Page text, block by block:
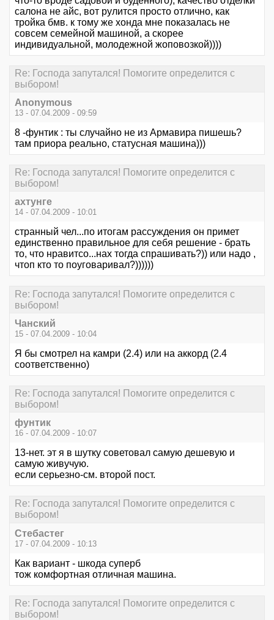
салона не айс, вот рулится просто отлично, как
тройка бмв. к тому же хонда мне показалась не
совсем семейной машиной, а скорее
индивидуальной, молодежной жоповозкой))))
Re: Господа запутался! Помогите определится с
выбором!
Anonymous
13 - 07.04.2009 - 09:59
8 -фунтик : ты случайно не из Армавира пишешь?
там приора реально, статусная машина)))
Re: Господа запутался! Помогите определится с
выбором!
ахтунге
14 - 07.04.2009 - 10:01
странный чел...по итогам рассуждения он примет
единственно правильное для себя решение - брать
то, что нравитсо...нах тогда спрашивать?)) или надо ,
чтоп кто то поуговаривал?))))))
Re: Господа запутался! Помогите определится с
выбором!
Чанский
15 - 07.04.2009 - 10:04
Я бы смотрел на камри (2.4) или на аккорд (2.4
соответственно)
Re: Господа запутался! Помогите определится с
выбором!
фунтик
16 - 07.04.2009 - 10:07
13-нет. эт я в шутку советовал самую дешевую и
самую живучую.
если серьезно-см. второй пост.
Re: Господа запутался! Помогите определится с
выбором!
Стебастег
17 - 07.04.2009 - 10:13
Как вариант - шкода суперб
тож комфортная отличная машина.
Re: Господа запутался! Помогите определится с
выбором!